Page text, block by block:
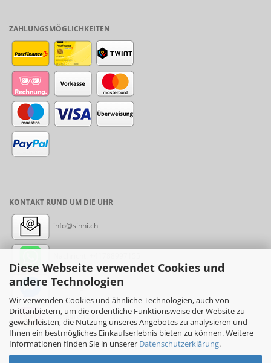
Diese Webseite verwendet Cookies und
andere Technologien
Wir verwenden Cookies und ähnliche Technologien, auch von
Drittanbietern, um die ordentliche Funktionsweise der Website zu
gewährleisten, die Nutzung unseres Angebotes zu analysieren und
Ihnen ein bestmögliches Einkaufserlebnis bieten zu können. Weitere
Informationen finden Sie in unserer Datenschutzerklärung.
ZAHLUNGSMÖGLICHKEITEN
KONTAKT RUND UM DIE UHR
info@sinni.ch
Messenger: sinni.ch
Instagram: sinni_ch